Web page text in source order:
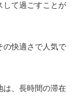
して過ごすことが
の快適さで人気で
は、長時間の滞在